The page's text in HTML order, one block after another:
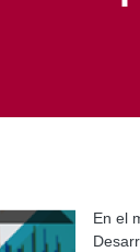
En el